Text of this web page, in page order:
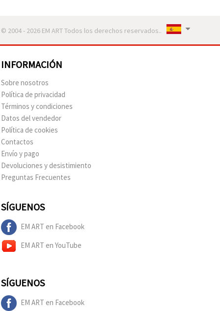
© 2004 - 2026 EM ART Todos los derechos reservados..
INFORMACIÓN
Sobre nosotros
Política de privacidad
Términos y condiciones
Datos del vendedor
Política de cookies
Contactos
Envío y pago
Devoluciones y desistimiento
Preguntas Frecuentes
SÍGUENOS
EM ART en Facebook
EM ART en YouTube
SÍGUENOS
EM ART en Facebook